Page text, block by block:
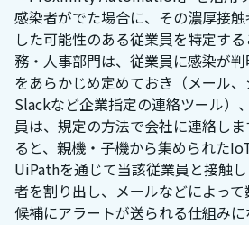
感染者がでた場合に、その濃厚接
した可能性のある従業員を特定す
務・人事部門は、従業員に感染が
をあらかじめ定めておき（メール、
Slackなど企業指定の連絡ツール）
員は、規定の方法で会社に連絡し
ると、親機・子機から集められた
UiPathを通じて当該従業員と接触
者を割り出し、メールなどによっ
候補にアラートが送られる仕組みに